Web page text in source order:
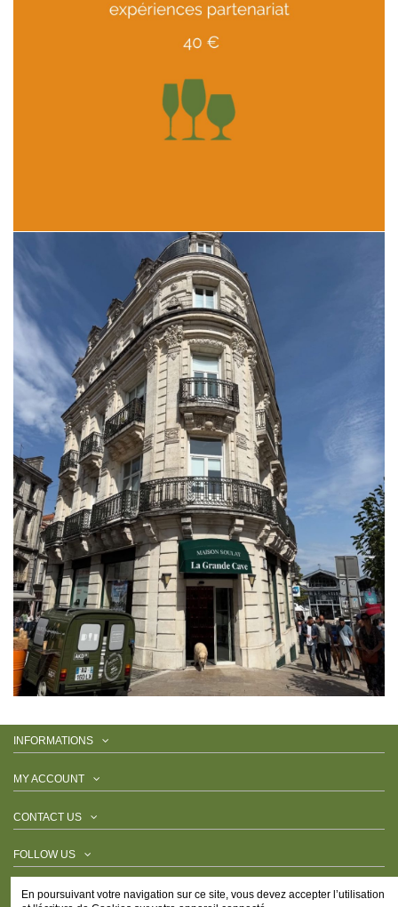
INFORMATIONS
MY ACCOUNT
CONTACT US
FOLLOW US
NEWSLETTER
En poursuivant votre navigation sur ce site, vous devez accepter l’utilisation